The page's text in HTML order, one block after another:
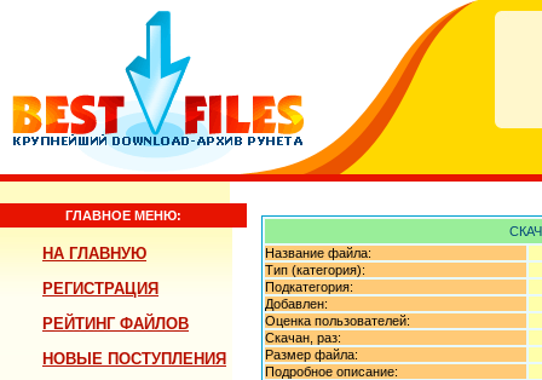
ГЛАВНОЕ МЕНЮ:
НА ГЛАВНУЮ
РЕГИСТРАЦИЯ
РЕЙТИНГ ФАЙЛОВ
НОВЫЕ ПОСТУПЛЕНИЯ
Название файла:
Тип (категория):
Подкатегория:
Добавлен:
Оценка пользователей:
Скачан, раз:
Размер файла:
Подробное описание: